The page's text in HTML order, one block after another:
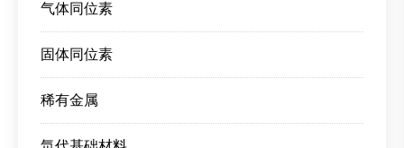
气体同位素
固体同位素
稀有金属